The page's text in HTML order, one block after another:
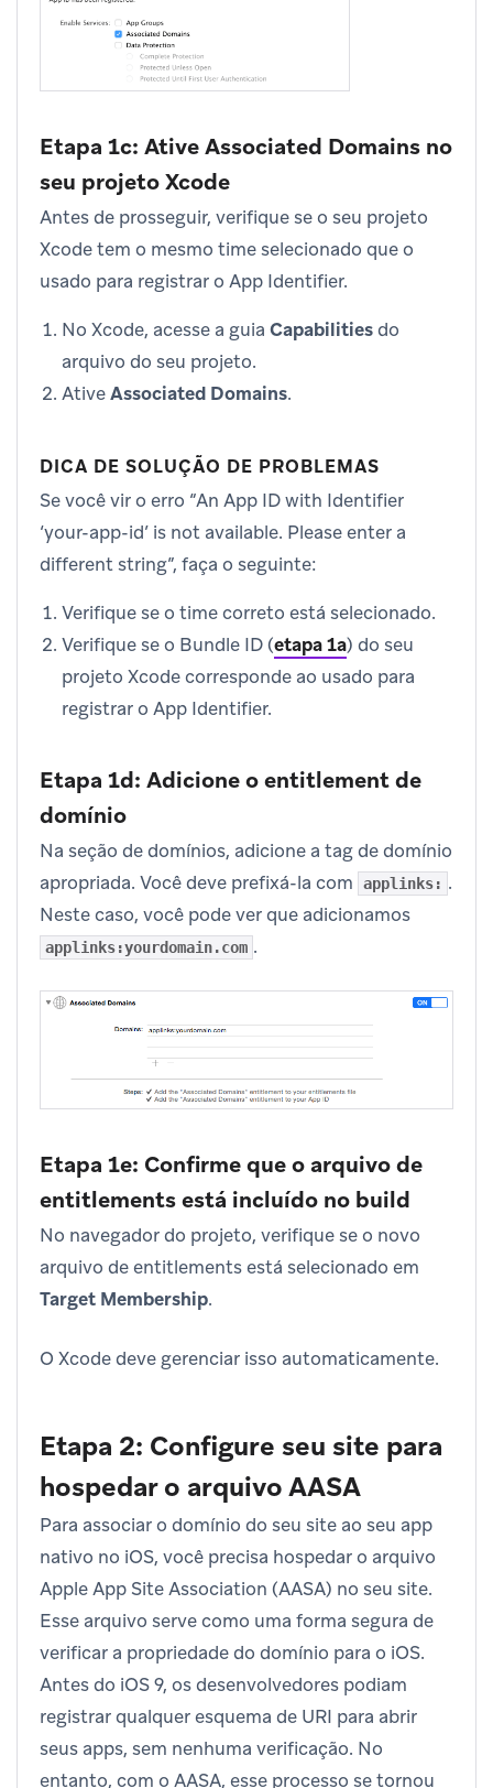
Etapa 1c: Ative Associated Domains no
seu projeto Xcode
Antes de prosseguir, verifique se o seu projeto
Xcode tem o mesmo time selecionado que o
usado para registrar o App Identifier.
No Xcode, acesse a guia Capabilitiesdo
arquivo do seu projeto.
AtiveAssociated Domains.
DICA DE SOLUÇÃO DE PROBLEMAS
Se você vir o erro “An App ID with Identifier
‘your-app-id’ is not available. Please enter a
different string”, faça o seguinte:
Verifique se o time correto está selecionado.
Verifique se o Bundle ID (etapa 1a) do seu
projeto Xcode corresponde ao usado para
registrar o App Identifier.
Etapa 1d: Adicione o entitlement de
domínio
Na seção de domínios, adicione a tag de domínio
apropriada. Você deve prefixá-la com
applinks: .
Neste caso, você pode ver que adicionamos
applinks:yourdomain.com .
Etapa 1e: Confirme que o arquivo de
entitlements está incluído no build
No navegador do projeto, verifique se o novo
arquivo de entitlements está selecionado em
Target Membership.
O Xcode deve gerenciar isso automaticamente.
Etapa 2: Configure seu site para
hospedar o arquivo AASA
Para associar o domínio do seu site ao seu app
nativo no iOS, você precisa hospedar o arquivo
Apple App Site Association (AASA) no seu site.
Esse arquivo serve como uma forma segura de
verificar a propriedade do domínio para o iOS.
Antes do iOS 9, os desenvolvedores podiam
registrar qualquer esquema de URI para abrir
seus apps, sem nenhuma verificação. No
entanto, com o AASA, esse processo se tornou